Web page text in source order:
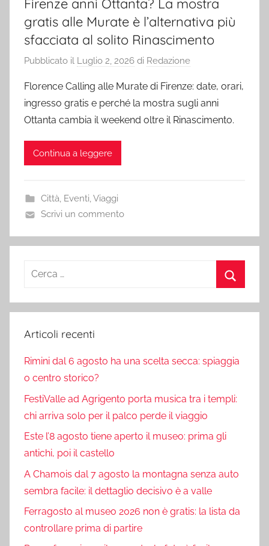
Firenze anni Ottanta? La mostra
gratis alle Murate è l’alternativa più
sfacciata al solito Rinascimento
Pubblicato il Luglio 2, 2026 di Redazione
Florence Calling alle Murate di Firenze: date, orari,
ingresso gratis e perché la mostra sugli anni
Ottanta cambia il weekend oltre il Rinascimento.
Continua a leggere
Città, Eventi,Viaggi
Scrivi un commento
Ricerca
Articoli recenti
Rimini dal 6 agosto ha una scelta secca: spiaggia
o centro storico?
FestiValle ad Agrigento porta musica tra i templi:
chi arriva solo per il palco perde il viaggio
Este l’8 agosto tiene aperto il museo: prima gli
antichi, poi il castello
A Chamois dal 7 agosto la montagna senza auto
sembra facile: il dettaglio decisivo è a valle
Ferragosto al museo 2026 non è gratis: la lista da
controllare prima di partire